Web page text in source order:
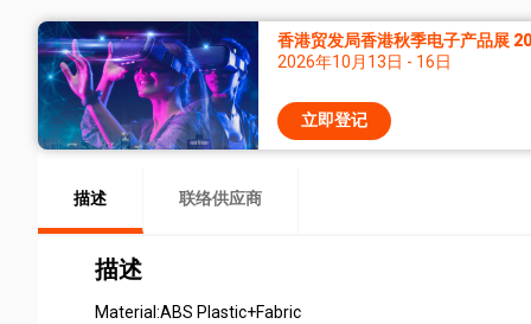
香港贸发局香港秋季电子产品展
2026年10月13日 - 16日
立即登记
描述 联络供应商
描述
Material:ABS Plastic+Fabric